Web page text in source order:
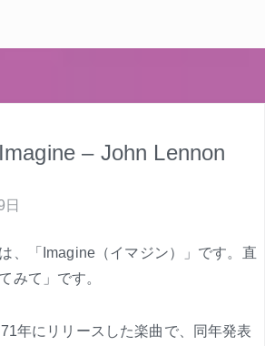
– John Lennon
、「Imagine（イマジン）」です。直
みて」です。
年にリリースした楽曲で、同年発表